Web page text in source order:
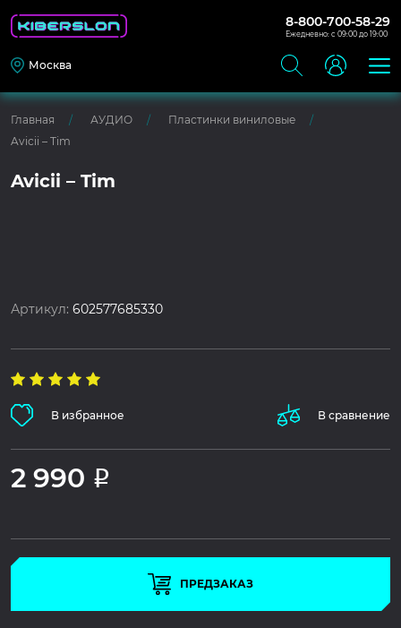
8-800-700-58-29
Ежедневно: с 09:00 до 19:00
Москва
Главная АУДИО
Пластинки виниловые
Avicii – Tim
Avicii – Tim
Артикул:602577685330
В избранное В сравнение
2 990 Р
ПРЕДЗАКАЗ